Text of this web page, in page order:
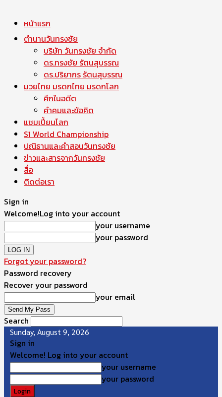
หน้าแรก
ตำนานวันทรงชัย
บริษัท วันทรงชัย จำกัด
ดร.ทรงชัย รัตนสุบรรณ
ดร.ปริยากร รัตนสุบรรณ
มวยไทย มรดกไทย มรดกโลก
ศึกในอดีต
คำคมและข้อคิด
แชมเปี้ยนโลก
S1 World Championship
ปณิธานและคำสอนวันทรงชัย
ข่าวและสารจากวันทรงชัย
สื่อ
ติดต่อเรา
Sign in
Welcome!Log into your account
your username
your password
Forgot your password?
Password recovery
Recover your password
your email
Search
Sunday, August 9, 2026
Sign in
Welcome! Log into your account
your username
your password